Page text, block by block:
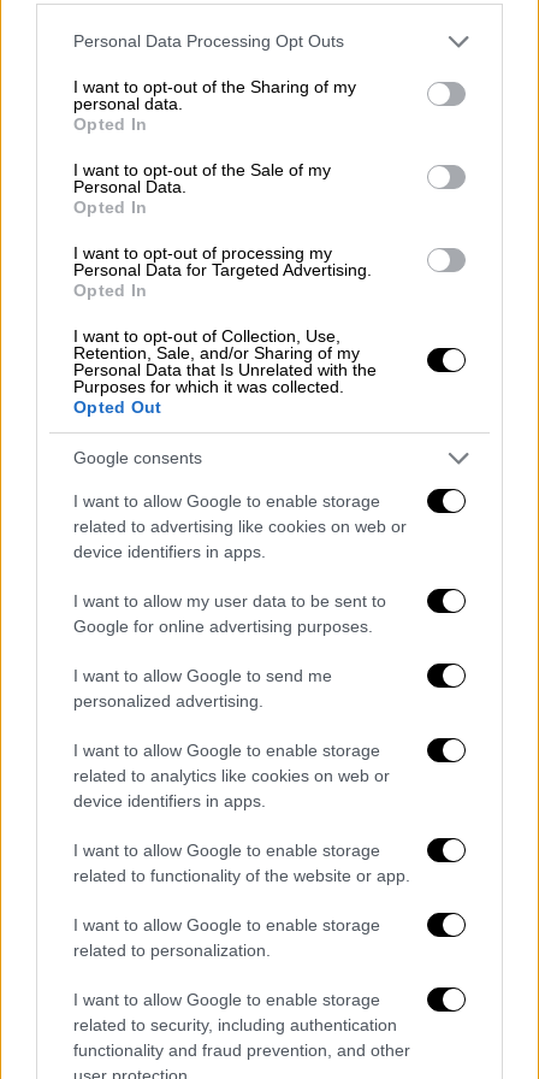
Please note that this website/app uses one or more Google
not limited to your visit or usage behaviour. You may click to
grant or deny consent to Google and its third-party tags to
use your data for below specified purposes in below Google
consent section.
Personal Data Processing Opt Outs
I want to opt-out of the Sharing of my
personal data.
Opted In
I want to opt-out of the Sale of my
Personal Data.
Opted In
I want to opt-out of processing my
Personal Data for Targeted Advertising.
Opted In
I want to opt-out of Collection, Use,
Retention, Sale, and/or Sharing of my
Personal Data that Is Unrelated with the
Purposes for which it was collected.
Opted Out
Google consents
I want to allow Google to enable storage
related to advertising like cookies on web or
device identifiers in apps.
I want to allow my user data to be sent to
Google for online advertising purposes.
I want to allow Google to send me
personalized advertising.
I want to allow Google to enable storage
related to analytics like cookies on web or
device identifiers in apps.
I want to allow Google to enable storage
related to functionality of the website or app.
I want to allow Google to enable storage
related to personalization.
I want to allow Google to enable storage
related to security, including authentication
functionality and fraud prevention, and other
user protection.
της έναρξης της τουριστικής περιόδου.
Σημειώνεται ότι έχει ήδη προγραμματιστεί
για τις 31 Μαΐου συνεδρίαση του
Συμβουλίου Εργασίαςπροκειμένου να
εκδοθεί η απαιτούμενη από το νόμο γνώμη
του ΑΣΕ για την επέκταση της
να υπογραφεί στη συνέχεια άμεσα η απόφαση
Υπουργού Εργασίας και Κοινωνικών
του θέματος, είναι να γνωστοποιηθούν από
τους κοινωνικούς εταίρους στο ΑΣΕ τα
στοιχεία που προβλέπει ο νόμος
προκειμένου να προσδιοριστεί το ποσοστό
των εργαζόμενων που καλύπτονται από την
Σύμβαση.
Ο Υπουργός Τουρισμού Βασίλης Κικίλιας
δήλωσε: «Η αναπτυξιακή τροχιά του
ελληνικού τουρισμού αφορά τόσο την
κόσμο και τα καταστήματα υγειονομικού
ενδιαφέροντος. Από την πλευρά της
Κυβέρνησης συνολικά, αλλά και ειδικότερα
από το Υπουργείο Εργασίας και το
Υπουργείο Τουρισμού, υπάρχει η σαφής
πρόνοια, έτσι ώστε - με δεδομένες τις
πολλαπλές κρίσεις που έχουμε κληθεί να
μπορέσουμε και πάλι να συνεργαστούμε με
απτά αποτελέσματα προς όφελος της μέσης
ελληνικής οικογένειας και όλης της
κοινωνίας. Προσωπικά, πιστεύω πολύ στη
συνεργασία. Και έχει αποδειχθεί, από τον